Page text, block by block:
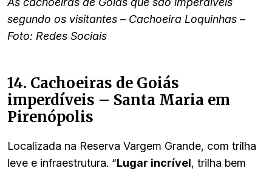
segundo os visitantes – Cachoeira Loquinhas –
Foto: Redes Sociais
14. Cachoeiras de Goiás
imperdíveis – Santa Maria em
Pirenópolis
Localizada na Reserva Vargem Grande, com trilha
leve e infraestrutura. “Lugar incrível, trilha bem